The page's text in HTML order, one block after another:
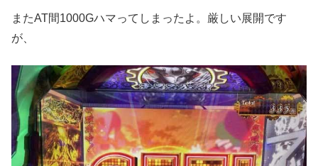
またAT間1000Gハマってしまったよ。厳しい展開です
が、